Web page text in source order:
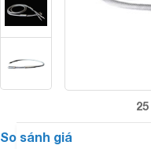
25
So sánh giá